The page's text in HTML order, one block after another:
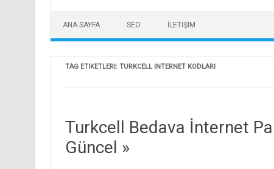
ANA SAYFA SEO İLETIŞIM
TAG ETIKETLERI: TURKCELL INTERNET KODLARI
Turkcell Bedava İnternet
Güncel »